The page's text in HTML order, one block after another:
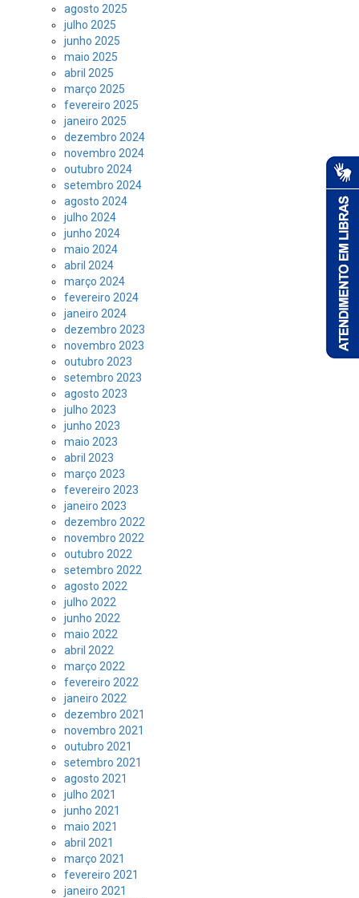
agosto 2025
julho 2025
junho 2025
maio 2025
abril 2025
março 2025
fevereiro 2025
janeiro 2025
dezembro 2024
novembro 2024
outubro 2024
setembro 2024
agosto 2024
julho 2024
junho 2024
maio 2024
abril 2024
março 2024
fevereiro 2024
janeiro 2024
dezembro 2023
novembro 2023
outubro 2023
setembro 2023
agosto 2023
julho 2023
junho 2023
maio 2023
abril 2023
março 2023
fevereiro 2023
janeiro 2023
dezembro 2022
novembro 2022
outubro 2022
setembro 2022
agosto 2022
julho 2022
junho 2022
maio 2022
abril 2022
março 2022
fevereiro 2022
janeiro 2022
dezembro 2021
novembro 2021
outubro 2021
setembro 2021
agosto 2021
julho 2021
junho 2021
maio 2021
abril 2021
março 2021
fevereiro 2021
janeiro 2021